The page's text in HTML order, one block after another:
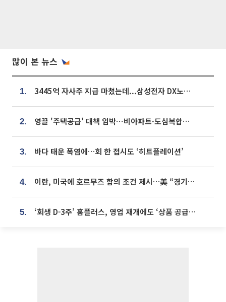
많이 본 뉴스
1. 3445억 자사주 지급 마쳤는데...삼성전자 DX노조, 뒤늦은 '떼쓰기 집회'
2. 영끌 '주택공급' 대책 임박⋯비아파트·도심복합까지 총동원
3. 바다 태운 폭염에…회 한 접시도 ‘히트플레이션’
4. 이란, 미국에 호르무즈 합의 조건 제시…美 “경기 아직 안 끝나” [종합]
5. ‘회생 D-3주’ 홈플러스, 영업 재개에도 ‘상품 공급망’ 복구가 생존 관건